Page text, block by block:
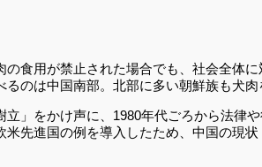
食用が禁止された場合でも、社会全体
のは中国南部。北部に多い朝鮮族も犬肉
」をかけ声に、1980年代ごろから法律
米先進国の例を導入したため、中国の現